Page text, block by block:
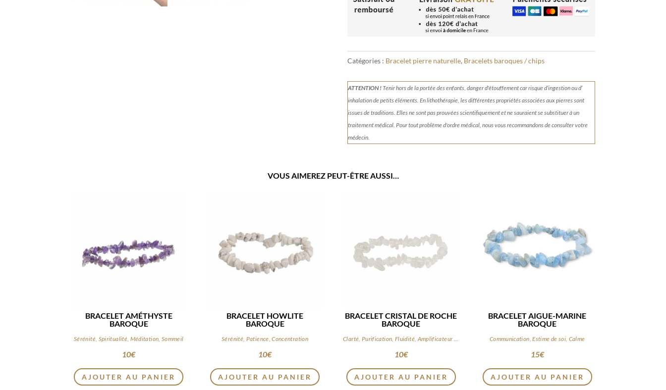
Catégories : Bracelet pierre naturelle, Bracelets baroques / chips
ATTENTION !Tenirhors de la portée des enfants, danger d'étouffement car risque d’ingestion ou d’
inhalation de petits éléments.En lithothérapie, les différentes propriétés associées aux pierres sont
issues de traditions. Elles ne sont pas prouvées scientifiquement et ne sauraient se substituer à un
traitement médical. Pour tout problème d'ordre médical, nous vous recommandons de consulter votre
médecin.
VOUS AIMEREZ PEUT-ÊTRE AUSSI…
BRACELET AMÉTHYSTE
BAROQUE
Sérénité, Spiritualité, Méditation, Sommeil
10€
AJOUTER AU PANIER
BRACELET HOWLITE
BAROQUE
Sérénité, Patience, Concentration
10€
AJOUTER AU PANIER
BRACELET CRISTAL DE ROCHE
BAROQUE
10€
AJOUTER AU PANIER
BRACELET AIGUE-MARINE
BAROQUE
Communication, Estime de soi, Calme
15€
AJOUTER AU PANIER